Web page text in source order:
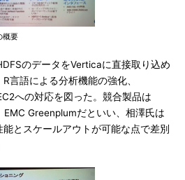
概要
のデータをVerticaに直接取り込め
言語による分析機能の強化、
への対応を図った。競合製品は
Greenplumだといい、相澤氏は
能とスケールアウトが可能な点で差別